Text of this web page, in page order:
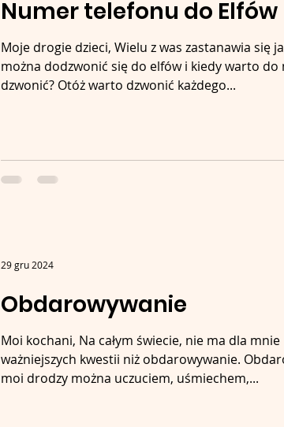
Numer telefonu do Elfów
Moje drogie dzieci, Wielu z was zastanawia się
można dodzwonić się do elfów i kiedy warto do
dzwonić? Otóż warto dzwonić każdego...
Obdarowywanie
Moi kochani, Na całym świecie, nie ma dla mnie
ważniejszych kwestii niż obdarowywanie.
moi drodzy można uczuciem, uśmiechem,...
29 gru 2024